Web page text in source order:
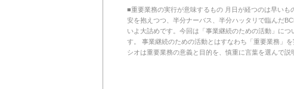
■重要業務の実行が意味するもの 月日が経つのは早いも
安を抱えつつ、半分ナーバス、半分ハッタリで臨んだ
いよ大詰めです。今回は「事業継続のための活動」につ
す。 事業継続のための活動とはすなわち「重要業務」
シオは重要業務の意義と目的を、慎重に言葉を選んで説